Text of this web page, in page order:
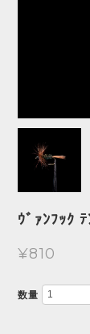
ｳﾞｧﾝﾌｯｸ
¥810
数量